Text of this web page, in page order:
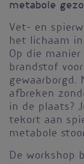
metabole
Vet- en
het lichaam
Op die
brandstof
gewaarborgd.
afbreken
in de plaats?
tekort aan
metabole
De workshop